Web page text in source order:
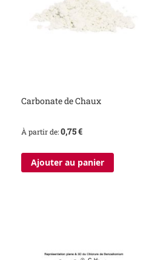
Carbonate de Chaux
À partir de 0,75 €
Ajouter au panier